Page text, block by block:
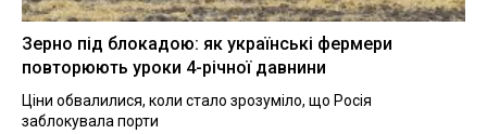
Зерно під блокадою: як українські фермери
повторюють уроки 4-річної давнини
Ціни обвалилися, коли стало зрозуміло, що Росія
заблокувала порти